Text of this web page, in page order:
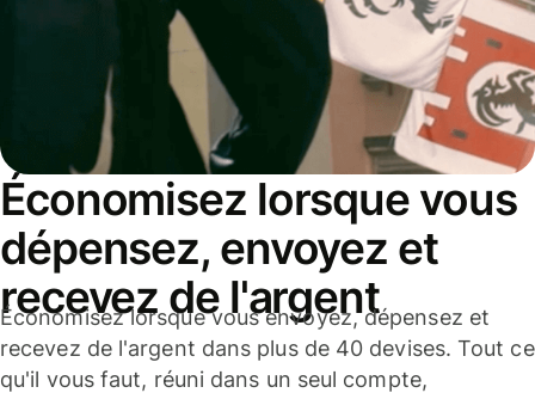
Économisez lorsque vous
dépensez, envoyez et
recevez de l'argent
Économisez lorsque vous envoyez, dépensez et
recevez de l'argent dans plus de 40 devises. Tout ce
qu'il vous faut, réuni dans un seul compte,